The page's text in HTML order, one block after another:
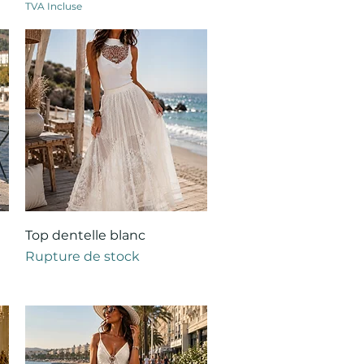
TVA Incluse
Aperçu rapide
Top dentelle blanc
Rupture de stock